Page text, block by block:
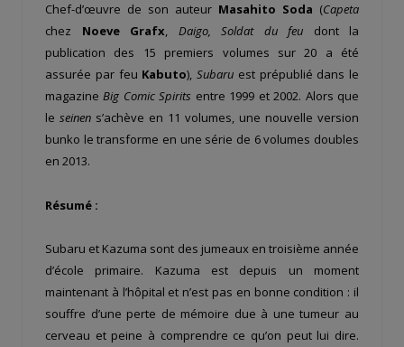
Chef-d’œuvre de son auteur Masahito Soda (Capeta
chez Noeve Grafx, Daigo, Soldat du feu dont la
publication des 15 premiers volumes sur 20 a été
assurée par feu Kabuto), Subaru est prépublié dans le
magazine Big Comic Spirits entre 1999 et 2002. Alors que
le seinen s’achève en 11 volumes, une nouvelle version
bunko le transforme en une série de 6 volumes doubles
en 2013.
Résumé :
Subaru et Kazuma sont des jumeaux en troisième année
d’école primaire. Kazuma est depuis un moment
maintenant à l’hôpital et n’est pas en bonne condition : il
souffre d’une perte de mémoire due à une tumeur au
cerveau et peine à comprendre ce qu’on peut lui dire.